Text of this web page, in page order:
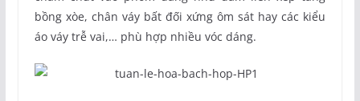
bồng xòe, chân váy bất đối xứng ôm sát hay các kiểu
áo váy trễ vai,… phù hợp nhiều vóc dáng.